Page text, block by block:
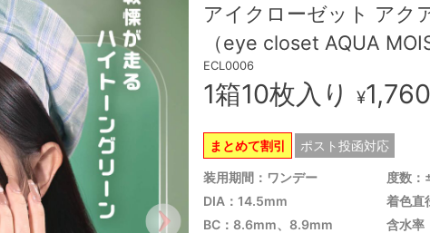
アイクローゼット アク
（eye closet AQUA
ECL0006
1箱10枚入り ¥1,760
まとめて割引 ポスト投函対応
装用期間：ワンデー
度数
DIA：14.5mm
着色直
BC：8.6mm、8.9mm
含水率